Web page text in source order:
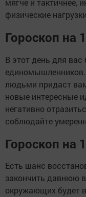
мягче и тактичнее,
физические
Гороскоп на
В этот день для
людьми придаст
новые интересные
негативно
соблюдайте
Гороскоп на
Есть шанс
закончить давнюю
окружающих будет